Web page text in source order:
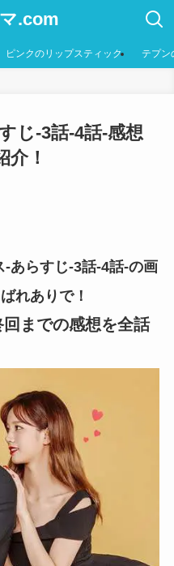
.com
ピンクのリップスティック テプン
じ-3話-4話-感想
！
あらすじ-3話-4話-の画
れありで！
までの感想を全話